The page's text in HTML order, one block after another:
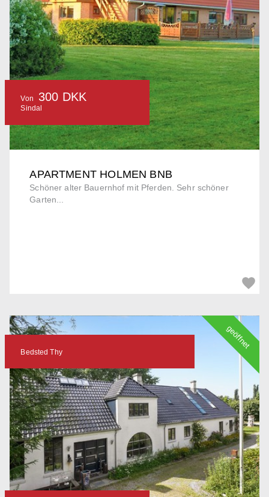
APARTMENT HOLMEN BNB
Schöner alter Bauernhof mit Pferden. Sehr schöner
Garten...
Von 300 DKK
Sindal
Bedsted Thy
geöffnet